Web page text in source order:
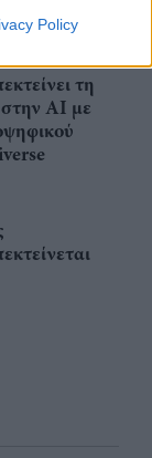
Policy
τη
ΑΙ με